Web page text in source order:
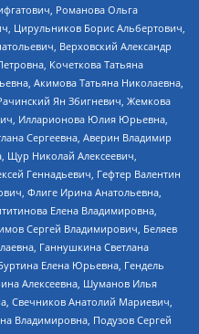
Романова Ольга
Цирульников Борис Альбертович,
Верховский Александр
Кочеткова Татьяна
Акимова Татьяна Николаевна,
Ян Збигневич, Жемкова
Илларионова Юлия Юрьевна,
Сергеевна, Аверин Владимир
Щур Николай Алексеевич,
Геннадьевич, Гефтер Валентин
Флиге Ирина Анатольевна,
Елена Владимировна,
Сергей Владимирович, Беляев
Ганнушкина Светлана
Елена Юрьевна, Гендель
Алексеевна, Шуманов Илья
Свечников Анатолий Мариевич,
Владимировна, Подузов Сергей